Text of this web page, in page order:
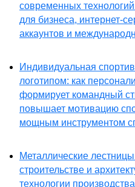
современных
для бизнеса, интернет-
аккаунтов и
Индивидуальная
логотипом: как
формирует командный
повышает мотивацию
мощным инструментом
Металлические
строительстве и
технологии